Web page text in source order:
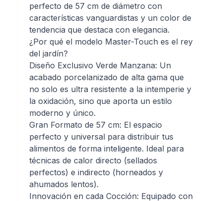
perfecto de 57 cm de diámetro con
características vanguardistas y un color de
tendencia que destaca con elegancia.
¿Por qué el modelo Master-Touch es el rey
del jardín?
Diseño Exclusivo Verde Manzana: Un
acabado porcelanizado de alta gama que
no solo es ultra resistente a la intemperie y
la oxidación, sino que aporta un estilo
moderno y único.
Gran Formato de 57 cm: El espacio
perfecto y universal para distribuir tus
alimentos de forma inteligente. Ideal para
técnicas de calor directo (sellados
perfectos) e indirecto (horneados y
ahumados lentos).
Innovación en cada Cocción: Equipado con